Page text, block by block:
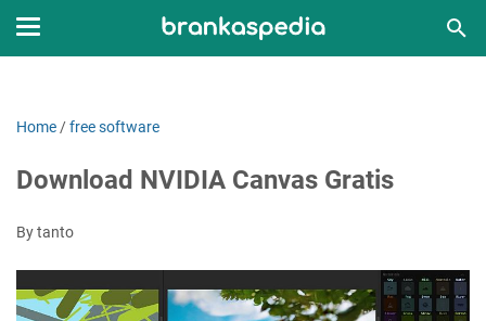
Home /free software
Download NVIDIA Canvas Gratis
By tanto